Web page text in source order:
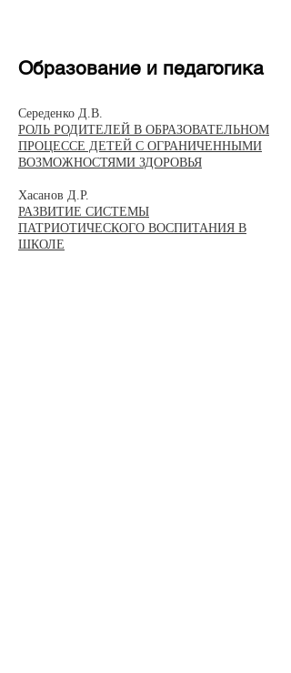
Образование и педагогика
Середенко Д.В.
РОЛЬ РОДИТЕЛЕЙ В ОБРАЗОВАТЕЛЬНОМ
ПРОЦЕССЕ ДЕТЕЙ С ОГРАНИЧЕННЫМИ
ВОЗМОЖНОСТЯМИ ЗДОРОВЬЯ
Хасанов Д.Р.
РАЗВИТИЕ СИСТЕМЫ
ПАТРИОТИЧЕСКОГО ВОСПИТАНИЯ В
ШКОЛЕ